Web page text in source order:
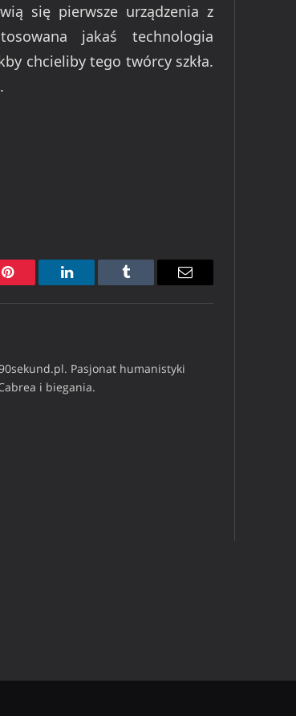
się pierwsze urządzenia z
jakaś technologia
chcieliby tego twórcy szkła.
Pinterest LinkedIn Tumblr Email
Pasjonat humanistyki
i biegania.